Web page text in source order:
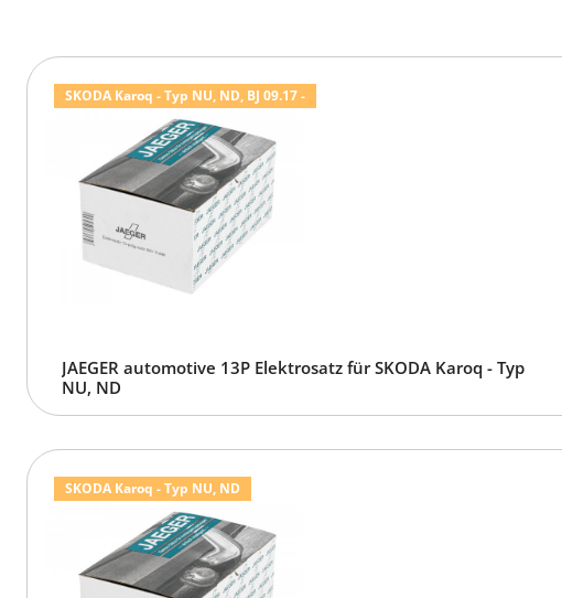
SKODA Karoq - Typ NU, ND, BJ 09.17 -
JAEGER automotive 13P Elektrosatz für SKODA Karoq - Typ
NU, ND
SKODA Karoq - Typ NU, ND